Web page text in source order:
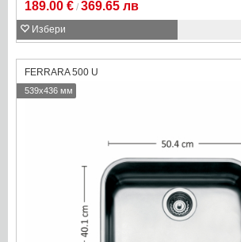
189.00 € / 369.65 лв
Избери
FERRARA 500 U
539x436 мм